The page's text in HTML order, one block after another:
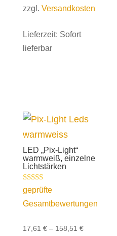
zzgl. Versandkosten
Lieferzeit: Sofort
lieferbar
LED „Pix-Light“
warmweiß, einzelne
Lichtstärken
Bewertet mit
5.00
von 5
geprüfte
Gesamtbewertungen
17,61 €– 158,51 €